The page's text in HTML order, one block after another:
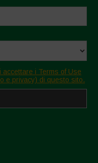
accettare i Terms of Use
e privacy) di questo sito.